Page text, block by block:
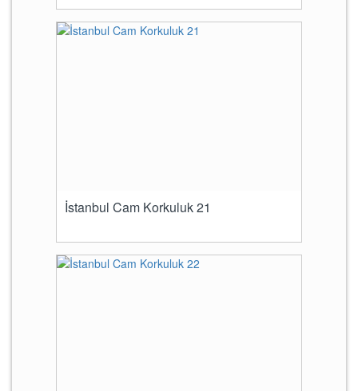
İstanbul Cam Korkuluk 21